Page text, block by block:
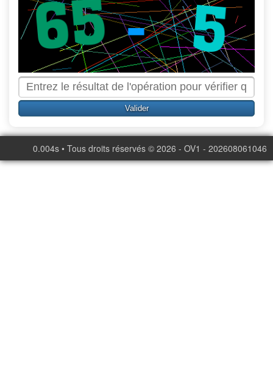
0.004s • Tous droits réservés © 2026 - OV1 - 202608061046